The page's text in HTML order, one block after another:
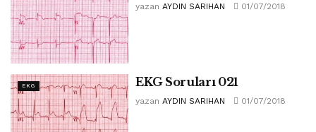
yazan AYDIN SARIHAN 01/07/2018
EKG EKG Soruları 021
yazan AYDIN SARIHAN 01/07/2018